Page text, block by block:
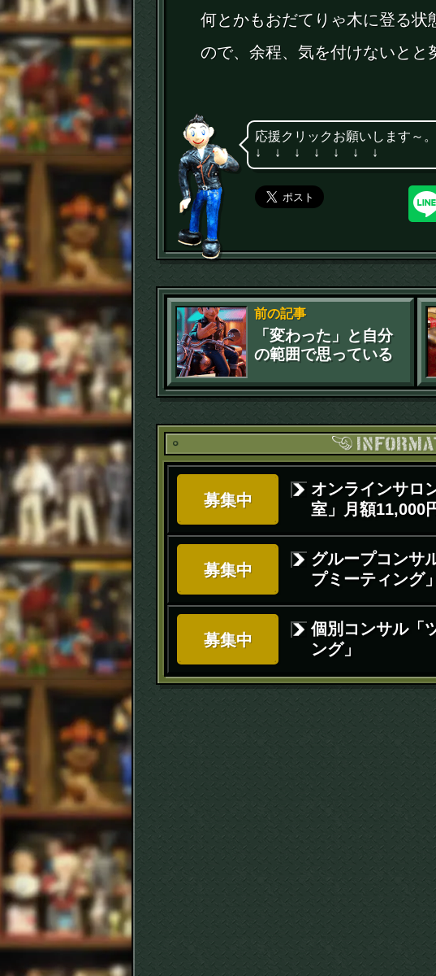
何とかもおだてりゃ木に登る状
ので、余程、気を付けないとと
応援クリックお願いします～。
↓ ↓ ↓ ↓ ↓ ↓ ↓
前の記事
「変わった」と自分
の範囲で思っている
のか？(苦笑)
募集中
オンラインサロ
室」月額11,000
募集中
グループコンサ
プミーティング」
募集中
個別コンサル「
ング」